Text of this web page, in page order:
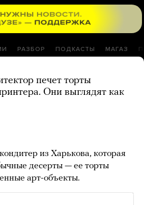
РАЗБОР ПОДКАСТЫ МАГАЗ
печет торты
Они выглядят как
из Харькова, которая
десерты — ее торты
арт-объекты.